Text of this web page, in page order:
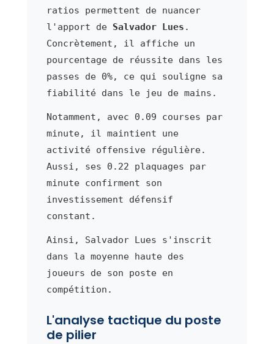
ratios permettent de nuancer
l'apport de Salvador Lues .
Concrètement, il affiche un
pourcentage de réussite dans les
passes de 0%, ce qui souligne sa
fiabilité dans le jeu de mains.
Notamment, avec 0.09 courses par
minute, il maintient une
activité offensive régulière.
Aussi, ses 0.22 plaquages par
minute confirment son
investissement défensif
constant.
Ainsi, Salvador Lues s'inscrit
dans la moyenne haute des
joueurs de son poste en
compétition.
L'analyse tactique du poste
de pilier